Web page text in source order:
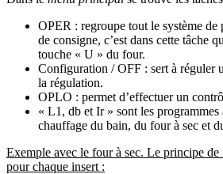
OPER : regroupe tout le système
de consigne, c’est dans cette tâche
touche « U » du four.
Configuration / OFF : sert à réguler
la régulation.
OPLO : permet d’effectuer un
« L1, db et Ir » sont les programmes
chauffage du bain, du four à sec et
Exemple avec le four à sec. Le principe
pour chaque insert :